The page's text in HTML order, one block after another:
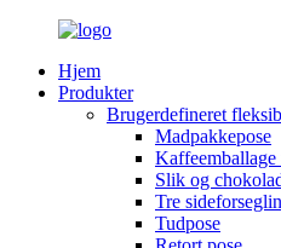
Hjem
Produkter
Brugerdefineret
Madpakkepose
Kaffeemballage
Slik og
Tre
Tudpose